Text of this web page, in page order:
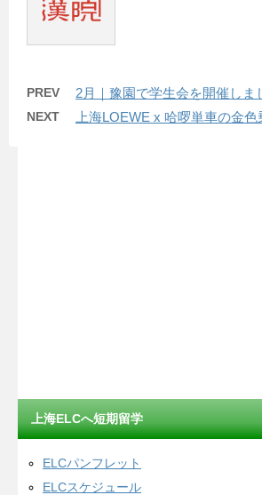
PREV 2月｜豫園で学生会を開催しま
NEXT 上海LOEWE x 哈啰単車の金色
上海ELCへ短期留学
ELCパンフレット
ELCスケジュール